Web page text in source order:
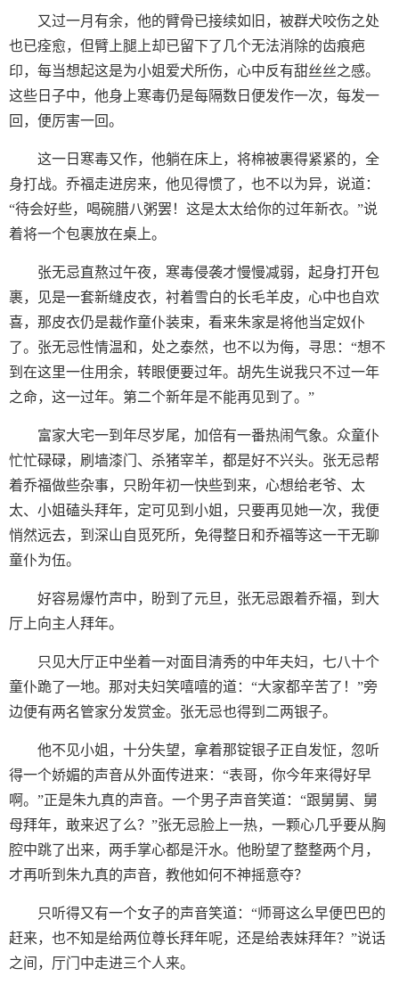
又过一月有余，他的臂骨已接续如旧，被群犬咬伤之处
也已痊愈，但臂上腿上却已留下了几个无法消除的齿痕疤
印，每当想起这是为小姐爱犬所伤，心中反有甜丝丝之感。
这些日子中，他身上寒毒仍是每隔数日便发作一次，每发一
回，便厉害一回。
这一日寒毒又作，他躺在床上，将棉被裹得紧紧的，全
身打战。乔福走进房来，他见得惯了，也不以为异，说道：
“待会好些，喝碗腊八粥罢！这是太太给你的过年新衣。”说
着将一个包裹放在桌上。
张无忌直熬过午夜，寒毒侵袭才慢慢减弱，起身打开包
裹，见是一套新缝皮衣，衬着雪白的长毛羊皮，心中也自欢
喜，那皮衣仍是裁作童仆装束，看来朱家是将他当定奴仆
了。张无忌性情温和，处之泰然，也不以为侮，寻思：“想不
到在这里一住用余，转眼便要过年。胡先生说我只不过一年
之命，这一过年。第二个新年是不能再见到了。”
富家大宅一到年尽岁尾，加倍有一番热闹气象。众童仆
忙忙碌碌，刷墙漆门、杀猪宰羊，都是好不兴头。张无忌帮
着乔福做些杂事，只盼年初一快些到来，心想给老爷、太
太、小姐磕头拜年，定可见到小姐，只要再见她一次，我便
悄然远去，到深山自觅死所，免得整日和乔福等这一干无聊
童仆为伍。
好容易爆竹声中，盼到了元旦，张无忌跟着乔福，到大
厅上向主人拜年。
只见大厅正中坐着一对面目清秀的中年夫妇，七八十个
童仆跪了一地。那对夫妇笑嘻嘻的道：“大家都辛苦了！”旁
边便有两名管家分发赏金。张无忌也得到二两银子。
他不见小姐，十分失望，拿着那锭银子正自发怔，忽听
得一个娇媚的声音从外面传进来：“表哥，你今年来得好早
啊。”正是朱九真的声音。一个男子声音笑道：“跟舅舅、舅
母拜年，敢来迟了么？”张无忌脸上一热，一颗心几乎要从胸
腔中跳了出来，两手掌心都是汗水。他盼望了整整两个月，
才再听到朱九真的声音，教他如何不神摇意夺？
只听得又有一个女子的声音笑道：“师哥这么早便巴巴的
赶来，也不知是给两位尊长拜年呢，还是给表妹拜年？”说话
之间，厅门中走进三个人来。